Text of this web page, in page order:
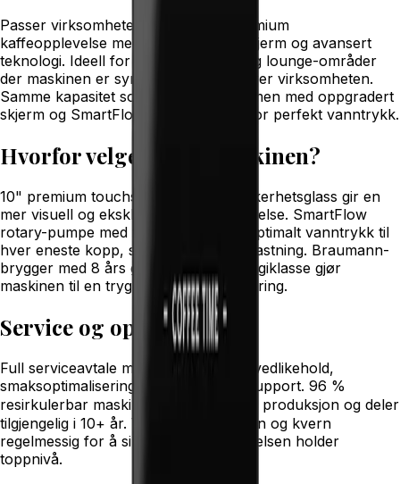
Passer virksomheter som ønsker premium
kaffeopplevelse med stor 10" touchskjerm og avansert
teknologi. Ideell for kontor, hoteller og lounge-områder
der maskinen er synlig og representerer virksomheten.
Samme kapasitet som 7"-versjonen, men med oppgradert
skjerm og SmartFlow rotary-pumpe for perfekt vanntrykk.
Hvorfor velge denne maskinen?
10" premium touchskjerm i herdet sikkerhetsglass gir en
mer visuell og eksklusiv brukeropplevelse. SmartFlow
rotary-pumpe med flowmåler sikrer optimalt vanntrykk til
hver eneste kopp, selv under høy belastning. Braumann-
brygger med 8 års garanti og A+ energiklasse gjør
maskinen til en trygg langsiktig investering.
Service og oppfølging
Full serviceavtale med forebyggende vedlikehold,
smaksoptimalisering og rask teknisk support. 96 %
resirkulerbar maskin med CO₂-nøytral produksjon og deler
tilgjengelig i 10+ år. Vi kalibrerer maskin og kvern
regelmessig for å sikre at kaffeopplevelsen holder
toppnivå.